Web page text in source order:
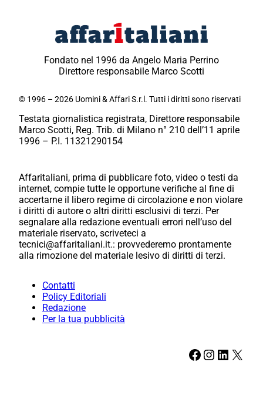
Fondato nel 1996 da Angelo Maria Perrino
Direttore responsabile Marco Scotti
© 1996 – 2026 Uomini & Affari S.r.l. Tutti i diritti sono riservati
Testata giornalistica registrata, Direttore responsabile
Marco Scotti, Reg. Trib. di Milano n° 210 dell’11 aprile
1996 – P.I. 11321290154
Affaritaliani, prima di pubblicare foto, video o testi da
internet, compie tutte le opportune verifiche al fine di
accertarne il libero regime di circolazione e non violare
i diritti di autore o altri diritti esclusivi di terzi. Per
segnalare alla redazione eventuali errori nell’uso del
materiale riservato, scriveteci a
tecnici@affaritaliani.it.: provvederemo prontamente
alla rimozione del materiale lesivo di diritti di terzi.
Contatti
Policy Editoriali
Redazione
Per la tua pubblicità
Facebook Instagram LinkedIn X